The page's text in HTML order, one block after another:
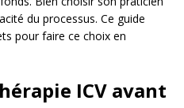
du processus. Ce guide
pour faire ce choix en
ICV avant